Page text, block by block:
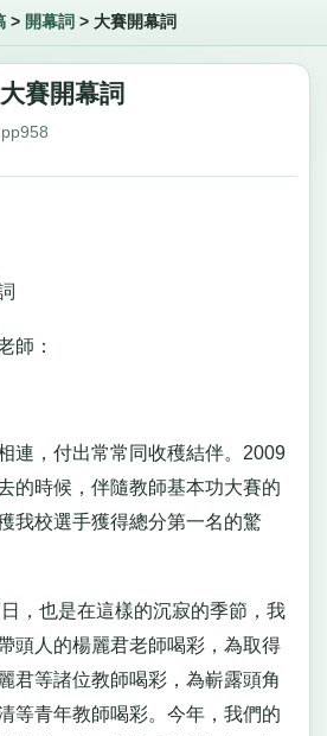
> 開幕詞 > 大賽開幕詞
大賽開幕詞
：
，付出常常同收穫結伴。2009
的時候，伴隨教師基本功大賽的
我校選手獲得總分第一名的驚
也是在這樣的沉寂的季節，我
頭人的楊麗君老師喝彩，為取得
君等諸位教師喝彩，為嶄露頭角
等青年教師喝彩。今年，我們的